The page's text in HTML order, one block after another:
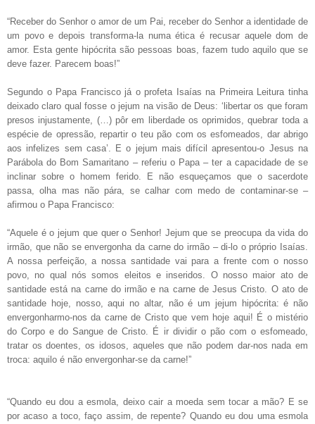
“Receber do Senhor o amor de um Pai, receber do Senhor a identidade de
um povo e depois transforma-la numa ética é recusar aquele dom de
amor. Esta gente hipócrita são pessoas boas, fazem tudo aquilo que se
deve fazer. Parecem boas!”
Segundo o Papa Francisco já o profeta Isaías na Primeira Leitura tinha
deixado claro qual fosse o jejum na visão de Deus: ‘libertar os que foram
presos injustamente, (…) pôr em liberdade os oprimidos, quebrar toda a
espécie de opressão, repartir o teu pão com os esfomeados, dar abrigo
aos infelizes sem casa’. E o jejum mais difícil apresentou-o Jesus na
Parábola do Bom Samaritano – referiu o Papa – ter a capacidade de se
inclinar sobre o homem ferido. E não esqueçamos que o sacerdote
passa, olha mas não pára, se calhar com medo de contaminar-se –
afirmou o Papa Francisco:
“Aquele é o jejum que quer o Senhor! Jejum que se preocupa da vida do
irmão, que não se envergonha da carne do irmão – di-lo o próprio Isaías.
A nossa perfeição, a nossa santidade vai para a frente com o nosso
povo, no qual nós somos eleitos e inseridos. O nosso maior ato de
santidade está na carne do irmão e na carne de Jesus Cristo. O ato de
santidade hoje, nosso, aqui no altar, não é um jejum hipócrita: é não
envergonharmo-nos da carne de Cristo que vem hoje aqui! É o mistério
do Corpo e do Sangue de Cristo. É ir dividir o pão com o esfomeado,
tratar os doentes, os idosos, aqueles que não podem dar-nos nada em
troca: aquilo é não envergonhar-se da carne!”
“Quando eu dou a esmola, deixo cair a moeda sem tocar a mão? E se
por acaso a toco, faço assim, de repente? Quando eu dou uma esmola